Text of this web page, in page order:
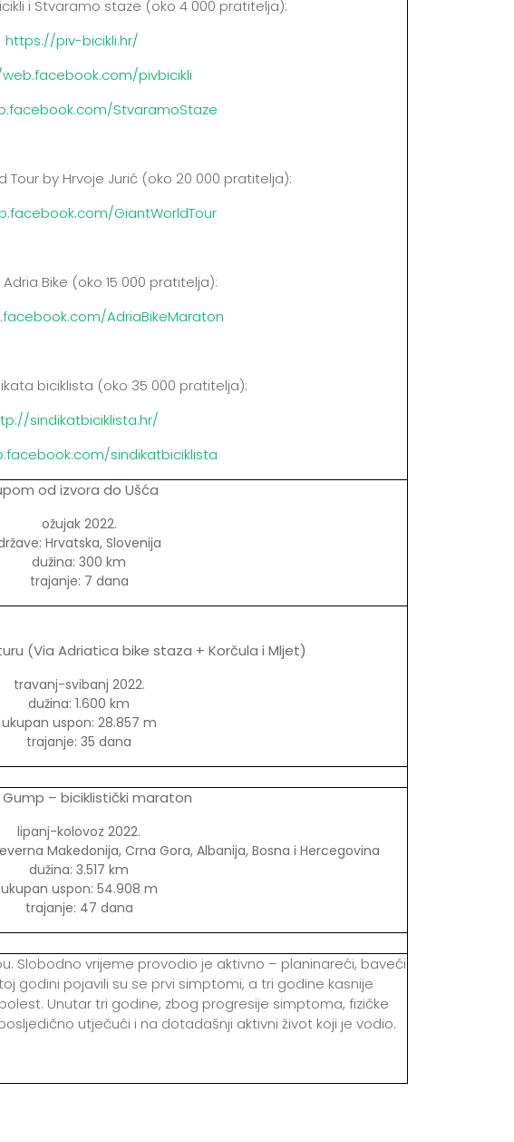
i Stvaramo staze (oko 4 000 pratitelja):
https://piv-bicikli.hr/
pivbicikli
StvaramoStaze
Tour by Hrvoje Jurić (oko 20 000 pratitelja):
GiantWorldTour
Adria Bike (oko 15 000 pratitelja):
AdriaBikeMaraton
biciklista (oko 35 000 pratitelja):
sindikatbiciklista.hr/
sindikatbiciklista
od izvora do Ušća
ožujak 2022.
Hrvatska, Slovenija
dužina: 300 km
trajanje: 7 dana
(Via Adriatica bike staza + Korčula i Mljet)
travanj-svibanj 2022.
dužina: 1.600 km
ukupan uspon: 28.857 m
trajanje: 35 dana
– biciklistički maraton
lipanj-kolovoz 2022.
Makedonija, Crna Gora, Albanija, Bosna i Hercegovina
dužina: 3.517 km
ukupan uspon: 54.908 m
trajanje: 47 dana
Slobodno vrijeme provodio je aktivno – planinareći, baveći
godini pojavili su se prvi simptomi, a tri godine kasnije
Unutar tri godine, zbog progresije simptoma, fizičke
utječući i na dotadašnji aktivni život koji je vodio.